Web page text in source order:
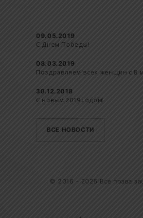
09.05.2019
С Днем Победы!
08.03.2019
Поздравляем всех женщин с 8
30.12.2018
С новым 2019 годом!
ВСЕ НОВОСТИ
© 2016 - 2026 Все права